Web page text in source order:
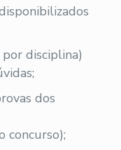
disciplina)
dos
concurso);